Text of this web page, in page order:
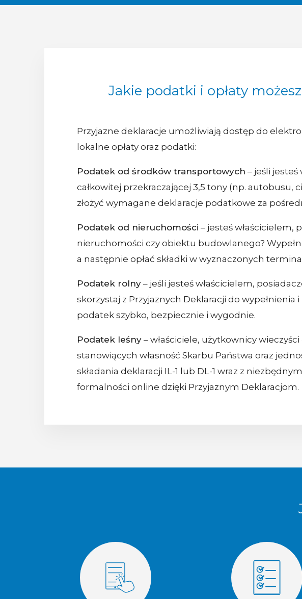
Jakie podatki i opłaty
Przyjazne deklaracje umożliwiają dostęp do
lokalne opłaty oraz podatki:
Podatek od środków transportowych – jeśli
całkowitej przekraczającej 3,5 tony (np.
złożyć wymagane deklaracje podatkowe za
Podatek od nieruchomości – jesteś
nieruchomości czy obiektu budowlanego?
a następnie opłać składki w wyznaczonych
Podatek rolny – jeśli jesteś właścicielem,
skorzystaj z Przyjaznych Deklaracji do wypełnienia
podatek szybko, bezpiecznie i wygodnie.
Podatek leśny – właściciele, użytkownicy
stanowiących własność Skarbu Państwa oraz
składania deklaracji IL-1 lub DL-1 wraz z
formalności online dzięki Przyjaznym Deklaracjom.